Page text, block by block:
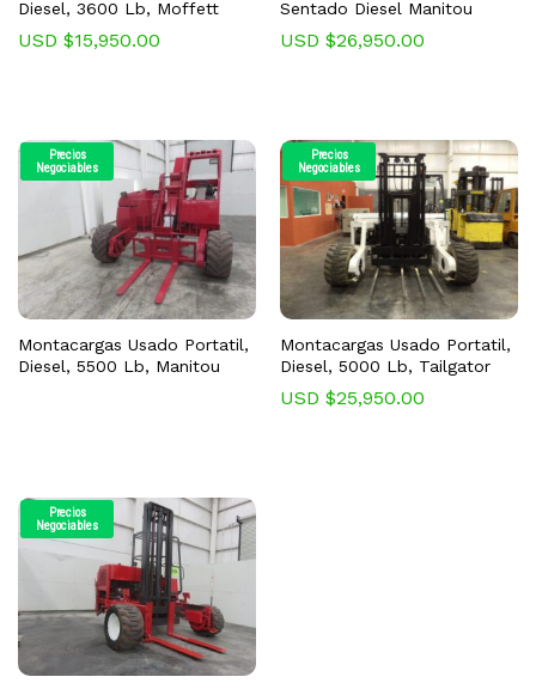
Diesel, 3600 Lb, Moffett
USD $15,950.00
Sentado Diesel Manitou
USD $26,950.00
Precios
Negociables
Montacargas Usado Portatil,
Diesel, 5500 Lb, Manitou
Precios
Negociables
Montacargas Usado Portatil,
Diesel, 5000 Lb, Tailgator
USD $25,950.00
Precios
Negociables